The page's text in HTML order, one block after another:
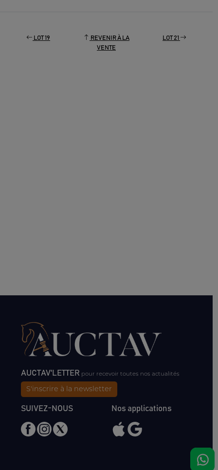
LOT 19
REVENIR À LA
VENTE
LOT 21
AUCTAV'LETTER pour recevoir toutes nos actualités
S'inscrire à la newsletter
SUIVEZ-NOUS Nos applications